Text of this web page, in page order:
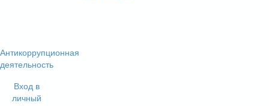
Антикоррупционная
деятельность
Вход в
личный